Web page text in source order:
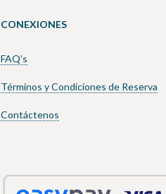
CONEXIONES
FAQ’s
Términos y Condiciones de Reserva
Contáctenos